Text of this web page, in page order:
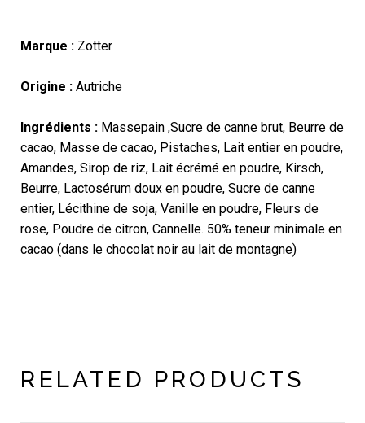
Marque : Zotter
Origine :Autriche
Ingrédients : Massepain ,Sucre de canne brut, Beurre de
cacao, Masse de cacao, Pistaches, Lait entier en poudre,
Amandes,Sirop de riz, Lait écrémé en poudre, Kirsch,
Beurre, Lactosérum doux en poudre,Sucre de canne
entier, Lécithine de soja,Vanille en poudre, Fleurs de
rose, Poudre de citron, Cannelle. 50% teneur minimale en
cacao (dans le chocolat noir au lait de montagne)
RELATED PRODUCTS